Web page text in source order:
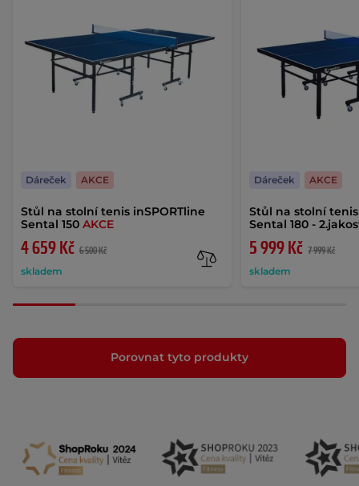
Stůl na stolní tenis inSPORTline
Sental 150 AKCE
4 659 Kč 6 500 Kč
skladem
Dáreček AKCE
Stůl na stolní
Sental 180 -
5 999 Kč 7 999 Kč
skladem
Dáreček AKCE
Porovnat tyto produkty